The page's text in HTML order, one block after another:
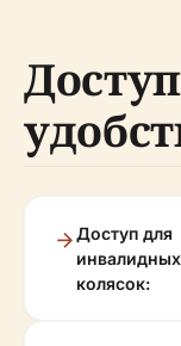
Доступ для
инвалидных
колясок: